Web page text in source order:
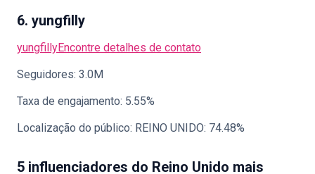
6. yungfilly
yungfillyEncontre detalhes de contato
Seguidores: 3.0M
Taxa de engajamento: 5.55%
Localização do público: REINO UNIDO: 74.48%
5 influenciadores do Reino Unido mais